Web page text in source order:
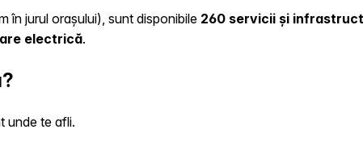
în jurul orașului), sunt disponibile 260 servicii și
electrică.
unde te afli.